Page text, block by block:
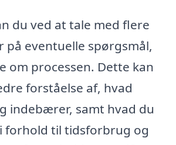
du ved at tale med flere
på eventuelle spørgsmål,
om processen. Dette kan
forståelse af, hvad
indebærer, samt hvad du
forhold til tidsforbrug og